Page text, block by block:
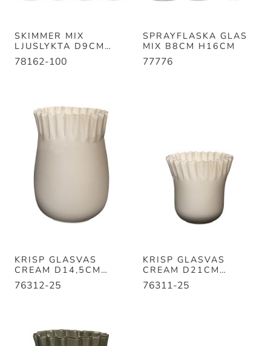
SKIMMER MIX
LJUSLYKTA D9CM
H9CM
78162-100
SPRAYFLASKA GLAS
MIX B8CM H16CM
77776
KRISP GLASVAS
CREAM D14,5CM
H21CM
76312-25
KRISP GLASVAS
CREAM D21CM
H18CM
76311-25